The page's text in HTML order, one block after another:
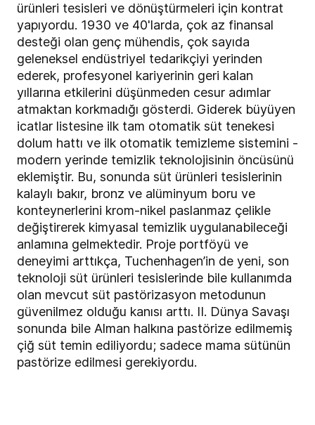
ürünleri tesisleri ve dönüştürmeleri için kontrat
yapıyordu. 1930 ve 40'larda, çok az finansal
desteği olan genç mühendis, çok sayıda
geleneksel endüstriyel tedarikçiyi yerinden
ederek, profesyonel kariyerinin geri kalan
yıllarına etkilerini düşünmeden cesur adımlar
atmaktan korkmadığı gösterdi. Giderek büyüyen
icatlar listesine ilk tam otomatik süt tenekesi
dolum hattı ve ilk otomatik temizleme sistemini -
modern yerinde temizlik teknolojisinin öncüsünü
eklemiştir. Bu, sonunda süt ürünleri tesislerinin
kalaylı bakır, bronz ve alüminyum boru ve
konteynerlerini krom-nikel paslanmaz çelikle
değiştirerek kimyasal temizlik uygulanabileceği
anlamına gelmektedir. Proje portföyü ve
deneyimi arttıkça, Tuchenhagen’in de yeni, son
teknoloji süt ürünleri tesislerinde bile kullanımda
olan mevcut süt pastörizasyon metodunun
güvenilmez olduğu kanısı arttı. II. Dünya Savaşı
sonunda bile Alman halkına pastörize edilmemiş
çiğ süt temin ediliyordu; sadece mama sütünün
pastörize edilmesi gerekiyordu.